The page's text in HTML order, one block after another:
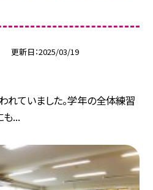
更新日 2025/03/19
ていました。学年の全体練習
も...